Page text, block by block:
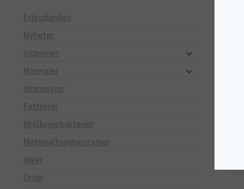
Erbjudanden
Nyheter
Vitaminer
Mineraler
Aminosyror
Fettsyror
Mjölksyrebakterier
Matsmältningsenzymer
Alger
Örter